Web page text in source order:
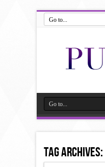
Tag Archives: